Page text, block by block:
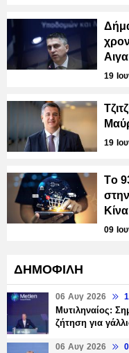
19
19
Τo
Κίνα
09
ΔΗΜΟΦΙΛΗ
06 Αυγ 2026
Μυτιληναίος:
ζήτηση για
06 Αυγ 2026